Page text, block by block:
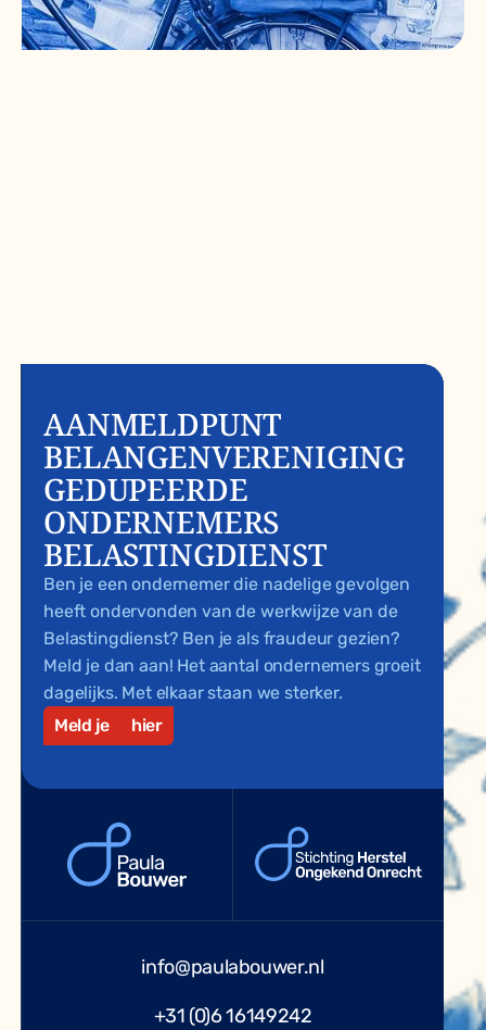
AANMELDPUNT
BELANGENVERENIGING
GEDUPEERDE
ONDERNEMERS
BELASTINGDIENST
Ben je een ondernemer die nadelige gevolgen
heeft ondervonden van de werkwijze van de
Belastingdienst? Ben je als fraudeur gezien?
Meld je dan aan! Het aantal ondernemers groeit
dagelijks. Met elkaar staan we sterker.
Meld je
hier
info@paulabouwer.nl
+31 (0)6 16149242